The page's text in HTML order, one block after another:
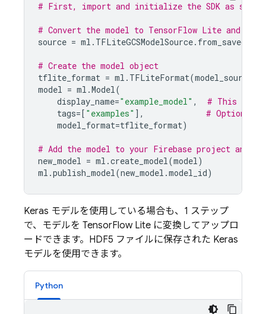
# First, import and initialize the SDK as shown
# Convert the model to TensorFlow Lite and
source = ml . TFLiteGCSModelSource.
# Create the model object
tflite_format = ml . TFLiteFormat(model_source
model = ml .Model(
display_name="example_model" ,
# This is
tags=[ "examples" ],
# Optional
model_format=tflite_format)
# Add the model to your Firebase project and
new_model = ml .create_model(model)
ml .publish_model(new_model .model_id)
Keras モデルを使用している場合も、1 ステップ
で、モデルを TensorFlow Lite に変換してアップロ
ードできます。HDF5 ファイルに保存された Keras
モデルを使用できます。
Python